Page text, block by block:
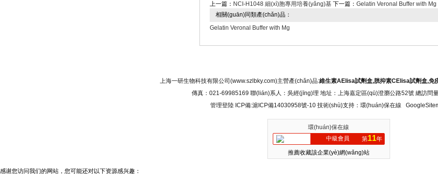
上一篇： NCI-H1048 細(xì)胞專用培養(yǎng)基 下一篇： Gelatin Veronal Buffer with Mg
相關(guān)同類產(chǎn)品：
Gelatin Veronal Buffer with Mg
上海一研生物科技有限公司(www.szlbky.com)主營產(chǎn)品:維生素AElisa試劑盒,胱抑素CElisa試劑盒,免
傳真：021-69985169 聯(lián)系人：吳經(jīng)理 地址：上海嘉定區(qū)澄瀏公路52號 總訪問量
管理登陸ICP備:滬ICP備14030958號-10技術(shù)支持：環(huán)保在線
環(huán)保在線
中級會員
第11年
推薦收藏該企業(yè)網(wǎng)站
感谢您访问我们的网站，您可能还对以下资源感兴趣：